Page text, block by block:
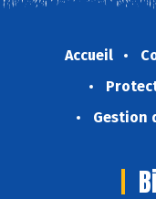
Accueil
Gestion